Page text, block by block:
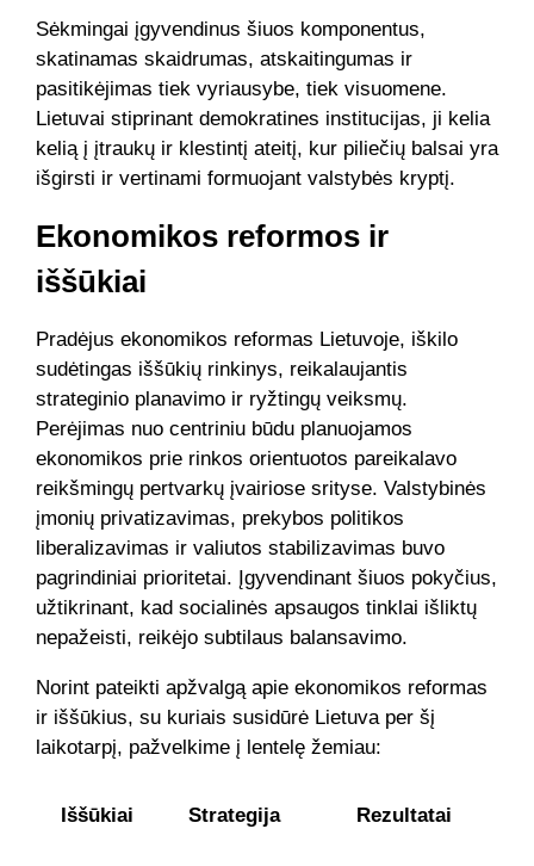
Sėkmingai įgyvendinus šiuos komponentus,
skatinamas skaidrumas, atskaitingumas ir
pasitikėjimas tiek vyriausybe, tiek visuomene.
Lietuvai stiprinant demokratines institucijas, ji kelia
kelią į įtraukų ir klestintį ateitį, kur piliečių balsai yra
išgirsti ir vertinami formuojant valstybės kryptį.
Ekonomikos reformos ir
iššūkiai
Pradėjus ekonomikos reformas Lietuvoje, iškilo
sudėtingas iššūkių rinkinys, reikalaujantis
strateginio planavimo ir ryžtingų veiksmų.
Perėjimas nuo centriniu būdu planuojamos
ekonomikos prie rinkos orientuotos pareikalavo
reikšmingų pertvarkų įvairiose srityse. Valstybinės
įmonių privatizavimas, prekybos politikos
liberalizavimas ir valiutos stabilizavimas buvo
pagrindiniai prioritetai. Įgyvendinant šiuos pokyčius,
užtikrinant, kad socialinės apsaugos tinklai išliktų
nepažeisti, reikėjo subtilaus balansavimo.
Norint pateikti apžvalgą apie ekonomikos reformas
ir iššūkius, su kuriais susidūrė Lietuva per šį
laikotarpį, pažvelkime į lentelę žemiau:
Iššūkiai Strategija Rezultatai